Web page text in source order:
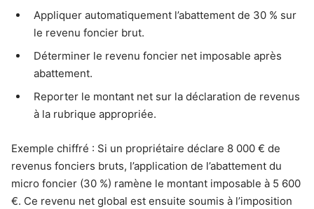
Appliquer automatiquement l’abattement de 30 % sur
le revenu foncier brut.
Déterminer le revenu foncier net imposable après
abattement.
Reporter le montant net sur la déclaration de revenus
à la rubrique appropriée.
Exemple chiffré : Si un propriétaire déclare 8 000 € de
revenus fonciers bruts, l’application de l’abattement du
micro foncier (30 %) ramène le montant imposable à 5 600
€. Ce revenu net global est ensuite soumis à l’imposition